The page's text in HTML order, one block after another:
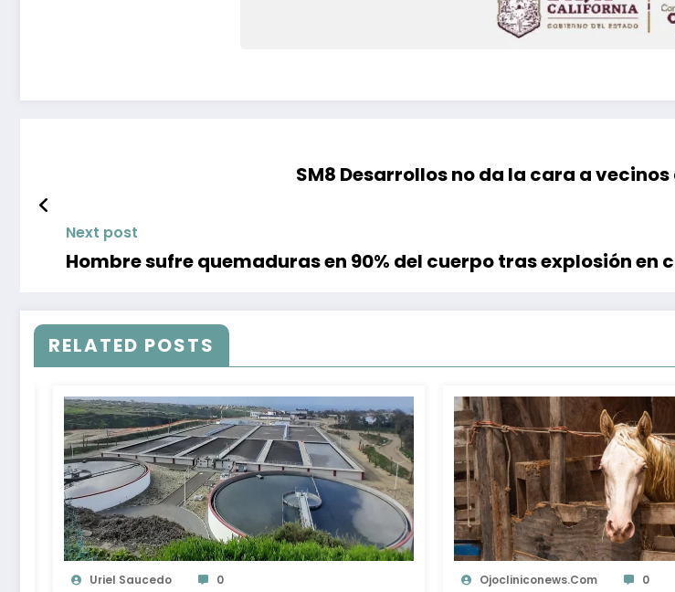
SM8 Desarrollos no da la cara a
Next post
Hombre sufre quemaduras en 90% del cuerpo tras explosión en
RELATED POSTS
Ojocliniconews.com Uriel Saucedo 0